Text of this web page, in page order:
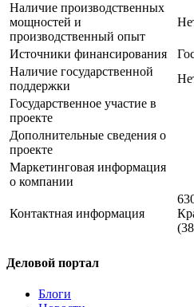
Наличие производственных
мощностей и
производственный опыт
Источники финансирования
Наличие государственной
поддержки
Государственное участие в
проекте
Дополнительные сведения о
проекте
Маркетинговая информация
о компании
Контактная информация
Деловой портал
Блоги